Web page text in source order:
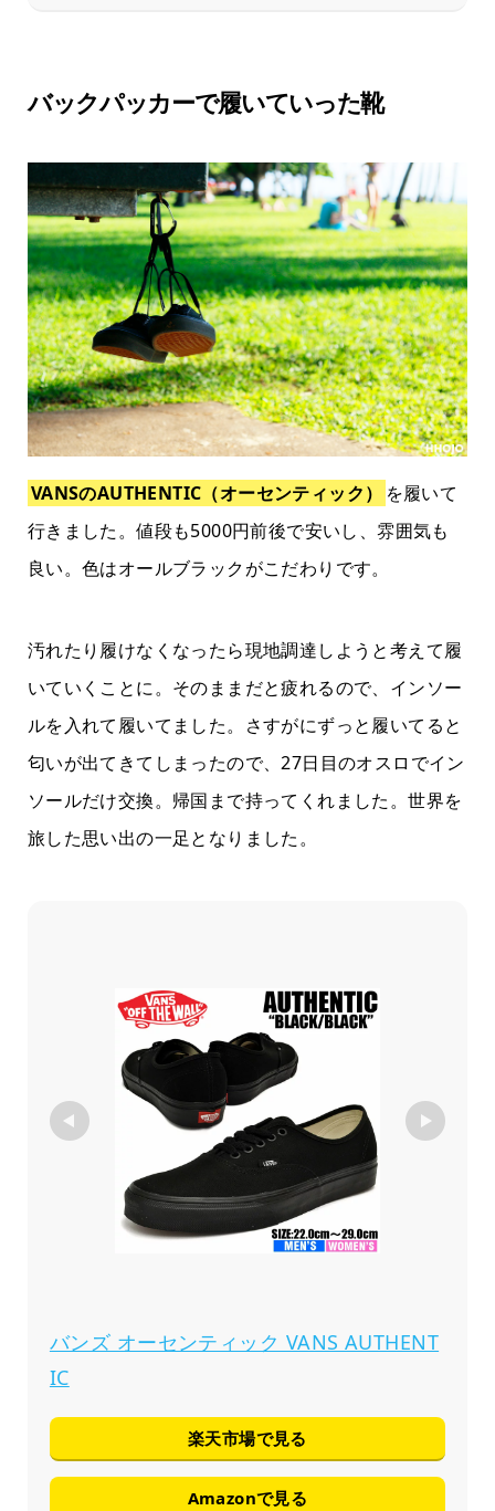
バックパッカーで履いていった靴
VANSのAUTHENTIC（オーセンティック）
を履いて
行きました。値段も5000円前後で安いし、雰囲気も
良い。色はオールブラックがこだわりです。
汚れたり履けなくなったら現地調達しようと考えて履
いていくことに。そのままだと疲れるので、インソー
ルを入れて履いてました。さすがにずっと履いてると
匂いが出てきてしまったので、27日目のオスロでイン
ソールだけ交換。帰国まで持ってくれました。世界を
旅した思い出の一足となりました。
バンズ オーセンティック VANS AUTHENT
IC
楽天市場で見る
Amazonで見る